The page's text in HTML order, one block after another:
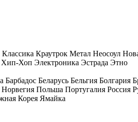
Классика Краутрок Метал Неосоул
Хип-Хоп Электроника Эстрада Этно
Барбадос Беларусь Бельгия Болгария
Норвегия Польша Португалия Россия
Корея Ямайка